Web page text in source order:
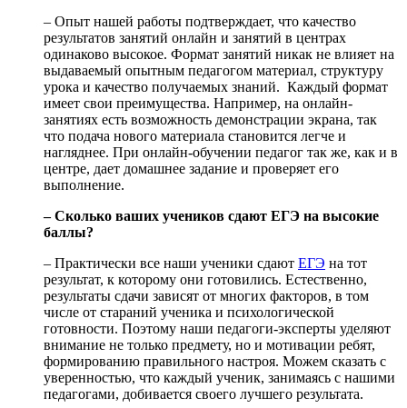
– Опыт нашей работы подтверждает, что качество
результатов занятий онлайн и занятий в центрах
одинаково высокое. Формат занятий никак не влияет на
выдаваемый опытным педагогом материал, структуру
урока и качество получаемых знаний. Каждый формат
имеет свои преимущества. Например, на онлайн-
занятиях есть возможность демонстрации экрана, так
что подача нового материала становится легче и
нагляднее. При онлайн-обучении педагог так же, как и в
центре, дает домашнее задание и проверяет его
выполнение.
– Сколько ваших учеников сдают ЕГЭ на высокие
баллы?
– Практически все наши ученики сдают ЕГЭ на тот
результат, к которому они готовились. Естественно,
результаты сдачи зависят от многих факторов, в том
числе от стараний ученика и психологической
готовности. Поэтому наши педагоги-эксперты уделяют
внимание не только предмету, но и мотивации ребят,
формированию правильного настроя. Можем сказать с
уверенностью, что каждый ученик, занимаясь с нашими
педагогами, добивается своего лучшего результата.